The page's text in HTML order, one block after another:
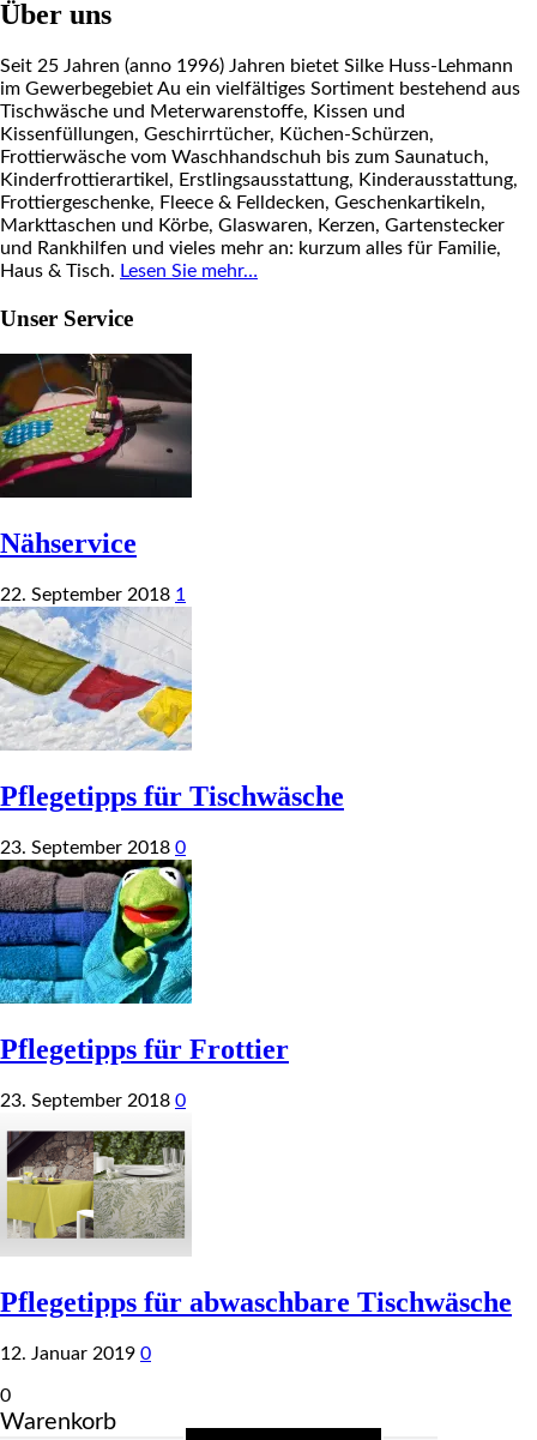
Über uns
Seit 25 Jahren (anno 1996) Jahren bietet Silke Huss-Lehmann
im Gewerbegebiet Au ein vielfältiges Sortiment bestehend aus
Tischwäsche und Meterwarenstoffe, Kissen und
Kissenfüllungen, Geschirrtücher, Küchen-Schürzen,
Frottierwäsche vom Waschhandschuh bis zum Saunatuch,
Kinderfrottierartikel, Erstlingsausstattung, Kinderausstattung,
Frottiergeschenke, Fleece & Felldecken, Geschenkartikeln,
Markttaschen und Körbe, Glaswaren, Kerzen, Gartenstecker
und Rankhilfen und vieles mehr an: kurzum alles für Familie,
Haus & Tisch. Lesen Sie mehr…
Unser Service
Nähservice
22. September 2018 1
Pflegetipps für Tischwäsche
23. September 2018 0
Pflegetipps für Frottier
23. September 2018 0
Pflegetipps für abwaschbare Tischwäsche
12. Januar 2019 0
0
Warenkorb